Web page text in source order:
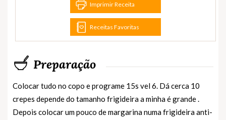
Imprimir Receita
Receitas Favoritas
Preparação
Colocar tudo no copo e programe 15s vel 6. Dá cerca 10
crepes depende do tamanho frigideira a minha é grande .
Depois colocar um pouco de margarina numa frigideira anti-